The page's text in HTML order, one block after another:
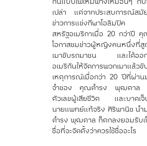
เปล่า แต่จากประสบการณ์สมัย
ข่าวการแข่งกีฬาโอลิมปิ
สหรัฐอเมริกาเมื่อ 20 กว่าปี
โอกาสชมข่าวผู้หญิงคนหนึ่งที่สู
เมาขับรถมาชน และได้ออก
อเมริกันให้จัดการพวกเมาแ
เหตุการณ์เมื่อกว่า 20 ปีที่ผ่าน
จำของ คุณดำรง พุฒตาล ต
ตัวเลขผู้เสียชีวิต และบาดเจ็
นายแพทย์แท้จริง ศิริพานิช นำ
ดำรง พุฒตาล ก็ตกลงยอมรับ
ชื่อที่จะจัดตั้งว่าควรใช้ชื่ออะไร